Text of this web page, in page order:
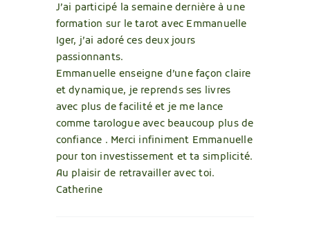
J’ai participé la semaine dernière à une
formation sur le tarot avec Emmanuelle
Iger, j’ai adoré ces deux jours
passionnants.
Emmanuelle enseigne d’une façon claire
et dynamique, je reprends ses livres
avec plus de facilité et je me lance
comme tarologue avec beaucoup plus de
confiance . Merci infiniment Emmanuelle
pour ton investissement et ta simplicité.
Au plaisir de retravailler avec toi.
Catherine